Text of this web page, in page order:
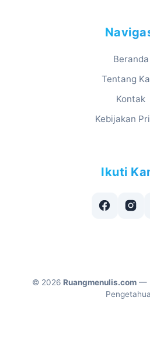
Beranda
Tentang
Kontak
Kebijakan
Ikuti
© 2026 Ruangmenulis.com—